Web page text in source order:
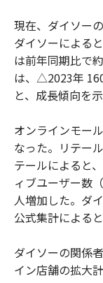
現在、ダイソー
ダイソーによる
は前年同期比で
は、△2023年
と、成長傾向を
オンラインモー
なった。リテー
テールによると
ィブユーザー数
人増加した。ダ
公式集計による
ダイソーの関係
イン店舗の拡大